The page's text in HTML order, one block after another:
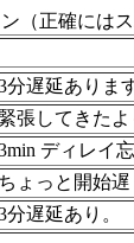
（正確には
分遅延ありま
緊張してきたよ
ディレイ
ちょっと開始
分遅延あり。